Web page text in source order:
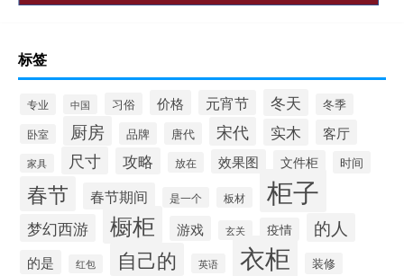
标签
专业 中国 习俗 价格 元宵节 冬天 冬季
卧室 厨房 品牌 唐代 宋代 实木 客厅
家具 尺寸 攻略 放在 效果图 文件柜 时间
春节 春节期间 是一个 板材 柜子
梦幻西游 橱柜 游戏 玄关 疫情 的人
的是 红包 自己的 英语 衣柜 装修